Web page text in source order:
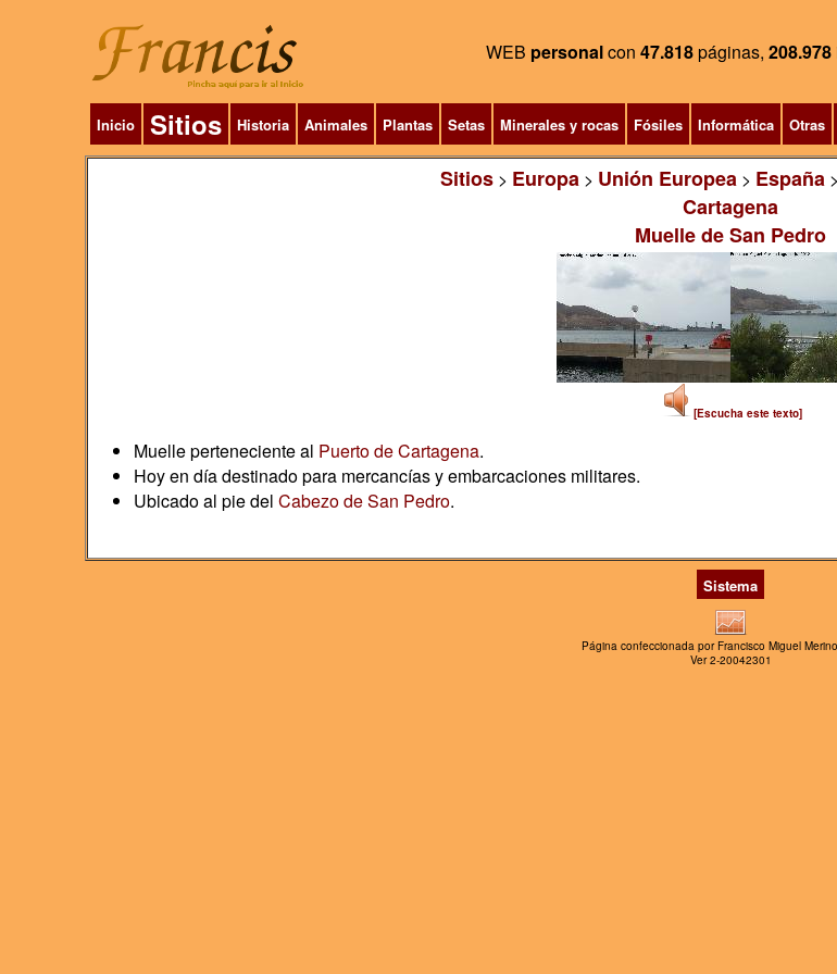
WEB personalcon 47.818páginas, 208.978
Inicio Sitios Historia Animales Plantas Setas Minerales y rocas Fósiles Informática Otras
Sitios > Europa > Unión Europea > España >
Cartagena
Muelle de San Pedro
[Escucha este texto]
Muelle perteneciente al Puerto de Cartagena.
Hoy en día destinado para mercancías y embarcaciones militares.
Ubicado al pie del Cabezo de San Pedro.
Sistema
Página confeccionada por Francisco Miguel
Ver 2-20042301